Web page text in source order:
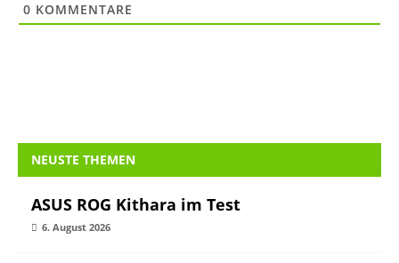
0 KOMMENTARE
NEUSTE THEMEN
ASUS ROG Kithara im Test
6. August 2026